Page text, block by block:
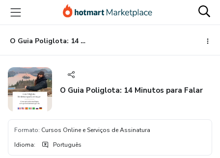
para
conteúdo
principal
para
pagamento
para
rodapé
O Guia Poliglota: 14 Minutos para Falar
O Guia Poliglota: 14 Minutos para Falar
Formato: Cursos Online e Serviços de Assinatura
Idioma: Português